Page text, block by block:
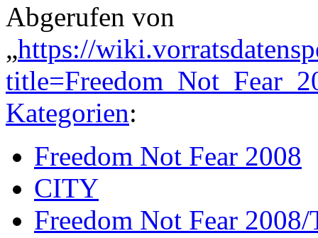
Abgerufen von
„https://
Kategorien:
Freedom Not Fear 2008
CITY
Freedom Not Fear 2008/